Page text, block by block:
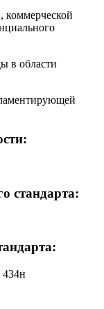
коммерческой
в области
стандарта: